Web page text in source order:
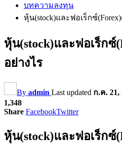
บทความลงทุน
หุ้น(stock)และฟอเร็กซ์
หุ้น(stock)และฟอเร็กซ์
อย่างไร
By admin Last updated ก.ค. 21,
1,348
Share FacebookTwitter
หุ้น(stock)และฟอเร็กซ์